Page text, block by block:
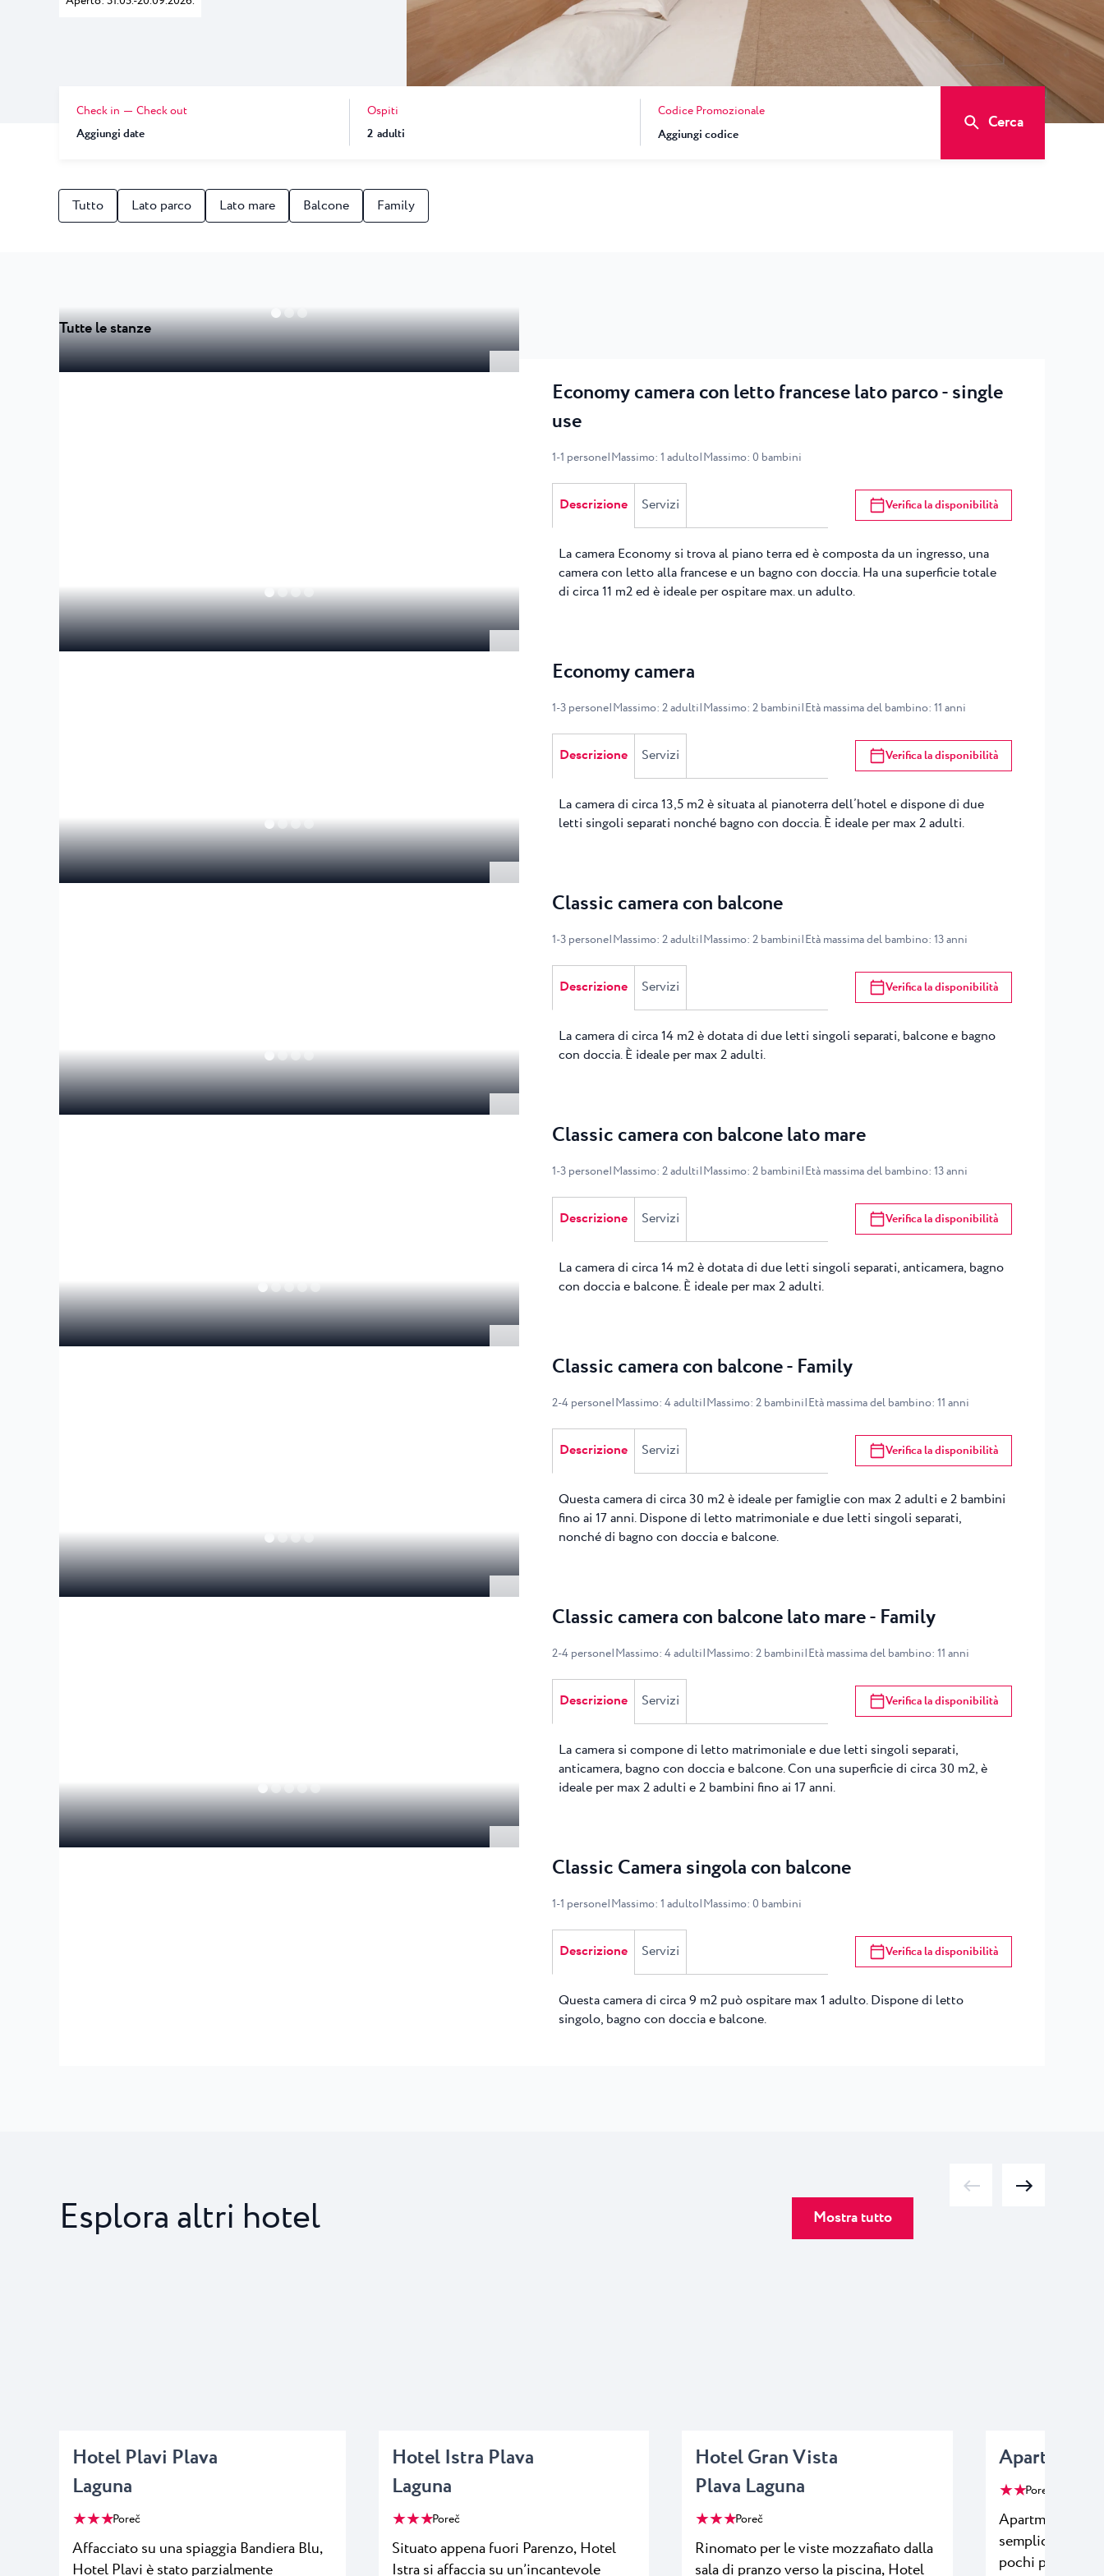
Residence Garden Istra Plava Laguna
Garden Suites Umag Plava Laguna
Tutti i resort
Check in
Check out
Aggiungi date
Ospiti
2 adulti
Codice Promozionale
Cerca
Tutto Lato parco Lato mare Balcone Family
Tutte le stanze
Economy camera con letto francese lato parco - single
use
1-1 persone|Massimo: 1 adulto|Massimo: 0 bambini
Descrizione Servizi Verifica la disponibilità
La camera Economy si trova al piano terra ed è composta da un ingresso, una
camera con letto alla francese e un bagno con doccia. Ha una superficie totale
di circa 11 m2 ed è ideale per ospitare max. un adulto.
Economy camera
1-3 persone|Massimo: 2adulti|Massimo: 2 bambini|Età massima del bambino: 11 anni
Descrizione Servizi Verifica la disponibilità
La camera di circa 13,5 m2 è situata al pianoterra dell’hotel e dispone di due
letti singoli separati nonché bagno con doccia. È ideale per max 2 adulti.
Classic camera con balcone
1-3 persone|Massimo: 2adulti|Massimo: 2 bambini|Età massima del bambino: 13anni
Descrizione Servizi Verifica la disponibilità
La camera di circa 14 m2 è dotata di due letti singoli separati, balcone e bagno
con doccia. È ideale per max 2 adulti.
Classic camera con balcone lato mare
1-3 persone|Massimo: 2adulti|Massimo: 2 bambini|Età massima del bambino: 13anni
Descrizione Servizi Verifica la disponibilità
La camera di circa 14 m2 è dotata di due letti singoli separati, anticamera, bagno
con doccia e balcone. È ideale per max 2 adulti.
Classic camera con balcone - Family
2-4 persone|Massimo: 4adulti|Massimo: 2 bambini|Età massima del bambino: 11 anni
Descrizione Servizi Verifica la disponibilità
Questa camera di circa 30 m2 è ideale per famiglie con max 2 adulti e 2 bambini
fino ai 17 anni. Dispone di letto matrimoniale e due letti singoli separati,
nonché di bagno con doccia e balcone.
Classic camera con balcone lato mare - Family
2-4 persone|Massimo: 4adulti|Massimo: 2 bambini|Età massima del bambino: 11 anni
Descrizione Servizi Verifica la disponibilità
La camera si compone di letto matrimoniale e due letti singoli separati,
anticamera, bagno con doccia e balcone. Con una superficie di circa 30 m2, è
ideale per max 2 adulti e 2 bambini fino ai 17 anni.
Classic Camera singola con balcone
1-1 persone|Massimo: 1 adulto|Massimo: 0 bambini
Descrizione Servizi Verifica la disponibilità
Questa camera di circa 9 m2 può ospitare max 1 adulto. Dispone di letto
singolo, bagno con doccia e balcone.
Esplora altri hotel Mostra tutto
Hotel Plavi Plava
Laguna
★ ★ ★Poreč
Affacciato su una spiaggia Bandiera Blu,
Hotel Plavi è stato parzialmente
Hotel Istra Plava
Laguna
★ ★ ★Poreč
Situato appena fuori Parenzo, Hotel
Istra si affaccia su un’incantevole
Hotel Gran Vista
Plava Laguna
★ ★ ★Poreč
Rinomato per le viste mozzafiato dalla
sala di pranzo verso la piscina, Hotel
★ ★Poreč
Apartments
semplici in una
pochi passi